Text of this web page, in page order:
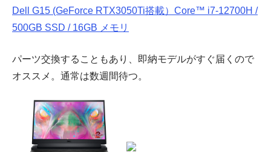
Dell G15 (GeForce RTX3050Ti搭載）Core™ i7-12700H /
500GB SSD / 16GB メモリ
パーツ交換することもあり、即納モデルがすぐ届くので
オススメ。通常は数週間待つ。